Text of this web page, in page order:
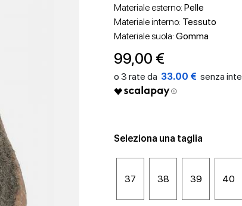
Materiale esterno:Pelle
Materiale interno: Tessuto
Materiale suola:Gomma
99,00 €
33.00 €
Seleziona una taglia
37 38 39 40